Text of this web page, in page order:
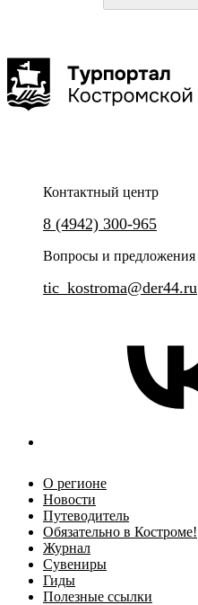
ферму.
Контактный центр
8 (4942) 300-965
Вопросы и предложения
tic_kostroma@der44.ru
О регионе
Новости
Путеводитель
Обязательно в Костроме!
Журнал
Сувениры
Гиды
Полезные ссылки